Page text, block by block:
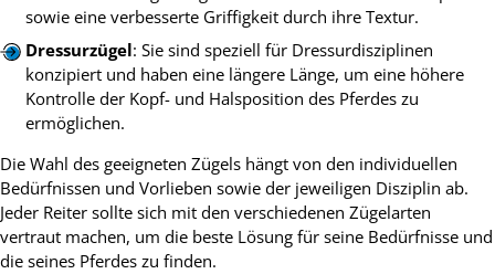
sowie eine verbesserte Griffigkeit durch ihre Textur.
Dressurzügel: Sie sind speziell für Dressurdisziplinen
konzipiert und haben eine längere Länge, um eine höhere
Kontrolle der Kopf- und Halsposition des Pferdes zu
ermöglichen.
Die Wahl des geeigneten Zügels hängt von den individuellen
Bedürfnissen und Vorlieben sowie der jeweiligen Disziplin ab.
Jeder Reiter sollte sich mit den verschiedenen Zügelarten
vertraut machen, um die beste Lösung für seine Bedürfnisse und
die seines Pferdes zu finden.